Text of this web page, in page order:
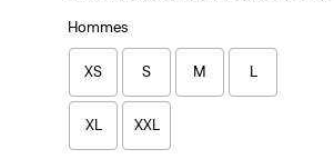
Hommes
XS S M L
XL XXL